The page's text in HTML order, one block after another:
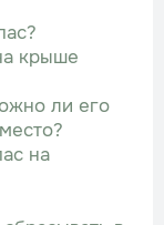
крыше
ли его
на